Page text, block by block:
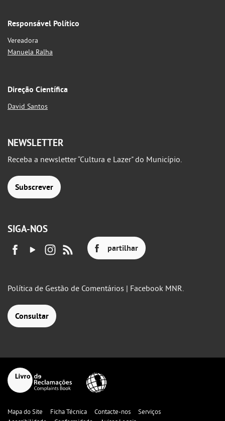
Responsável Político
Vereadora
Manuela Ralha
Direção Científica
David Santos
NEWSLETTER
Receba a newsletter “Cultura e Lazer" do Município.
Subscrever
SIGA-NOS
partilhar
Política de Gestão de Comentários | Facebook MNR.
Consultar
Mapa do Site Ficha Técnica Contacte-nos
Serviços